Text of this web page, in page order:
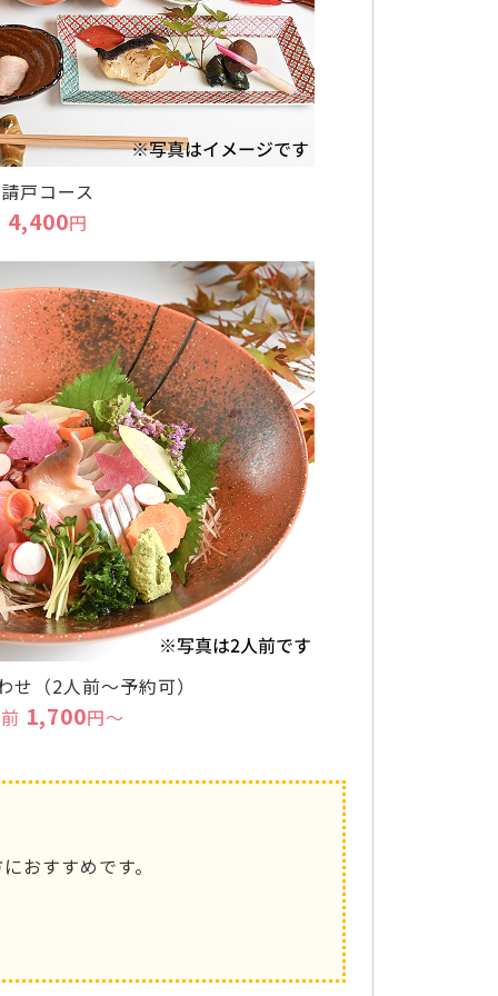
請戸コース
4,400円
せ（2人前～予約可）
1,700円～
おすすめです。